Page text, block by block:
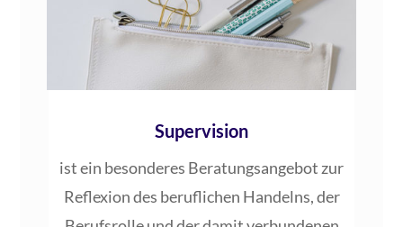
Supervision
ist ein beson­de­res Bera­tungs­an­ge­bot zur
Refle­xi­on des beruf­li­chen Han­delns, der